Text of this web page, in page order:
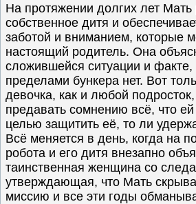
На протяжении долгих лет Мать
собственное дитя и
заботой и вниманием, которые
настоящий родитель. Она
сложившейся ситуации и факте,
пределами бункера нет. Вот
девочка, как и любой
предавать сомнению всё, что ей
целью защитить её, то ли
Всё меняется в день, когда на
робота и его дитя внезапно
таинственная женщина со
утверждающая, что Мать
миссию и все эти годы